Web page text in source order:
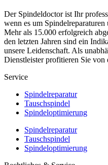
Der Spindeldoctor ist Ihr
wenn es um
Mehr als 15.000 erfolgreich
den letzten Jahren sind ein
unsere Leidenschaft. Als
Dienstleister profitieren Sie
Service
Spindelreparatur
Tauschspindel
Spindeloptimierung
Spindelreparatur
Tauschspindel
Spindeloptimierung